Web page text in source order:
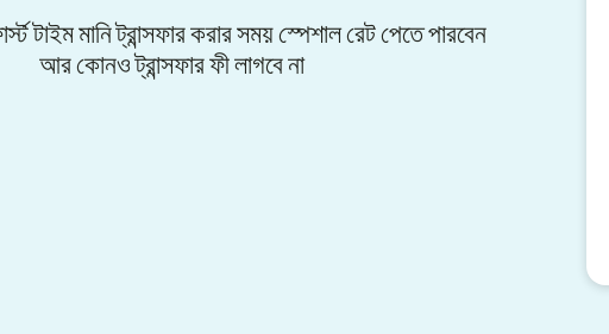
টাইম মানি ট্রান্সফার করার সময় স্পেশাল রেট পেতে পারবেন
আর কোনও ট্রান্সফার ফী লাগবে না